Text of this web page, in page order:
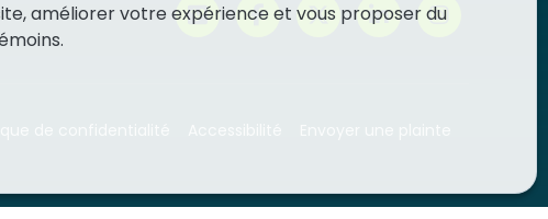
améliorer votre expérience et vous proposer du